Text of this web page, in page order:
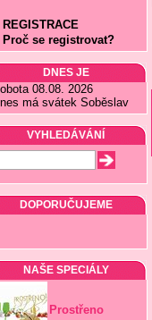
REGISTRACE
Proč se registrovat?
DNES JE
08.08. 2026
má svátek Soběslav
VYHLEDÁVÁNÍ
DOPORUČUJEME
NAŠE SPECIÁLY
Prostřeno